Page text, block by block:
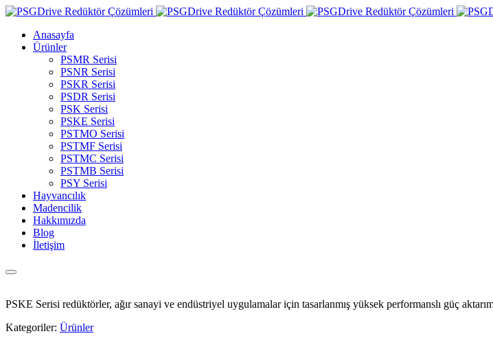
Anasayfa
Ürünler
PSMR Serisi
PSNR Serisi
PSKR Serisi
PSDR Serisi
PSK Serisi
PSKE Serisi
PSTMO Serisi
PSTMF Serisi
PSTMC Serisi
PSTMB Serisi
PSY Serisi
Hayvancılık
Madencilik
Hakkımızda
Blog
İletişim
PSKE Serisi redüktörler, ağır sanayi ve endüstriyel uygulamalar için tasarlanmış yüksek performanslı güç
Kategoriler: Ürünler